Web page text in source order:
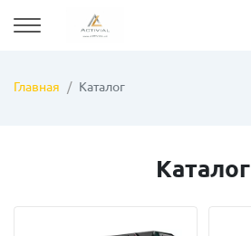
Главная Каталог
Каталог